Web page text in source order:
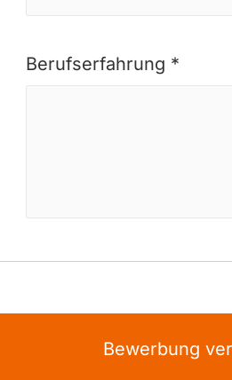
Berufserfahrung *
Bewerbung